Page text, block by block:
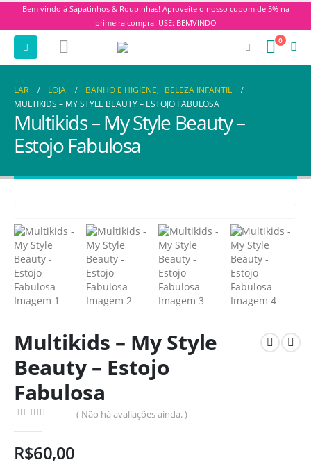
Bem vindo à Sapatinhos & Roupinhas! Aproveite o nosso cupom de 5% na
primeira compra. USE: BEMVINDO
0
LAR LOJA BANHO E HIGIENE, BELEZA INFANTIL
MULTIKIDS – MY STYLE BEAUTY – ESTOJO FABULOSA
Multikids – My Style Beauty –
Estojo Fabulosa
Multikids – My Style
Beauty – Estojo
Fabulosa
( Não há avaliações ainda. )
R$60,00